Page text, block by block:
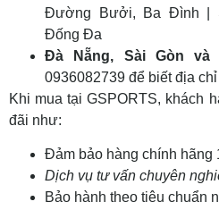
Đường Bưởi, Ba Đình |
Đống Đa
Đà Nẵng, Sài Gòn và
0936082739 để biết địa
Khi mua tại GSPORTS, khách
đãi như:
Đảm bảo hàng chính hãng
Dịch vụ tư vấn chuyên
Bảo hành theo tiêu chuẩn